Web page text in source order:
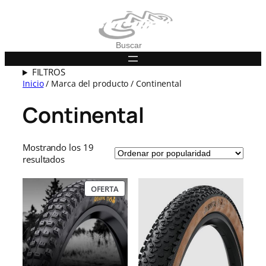
FILTROS
Inicio/ Marca del producto / Continental
Continental
Mostrando los 19
resultadosO
d
e
n
a
d
o
p
OFERTA
R
O
D
U
C
T
O